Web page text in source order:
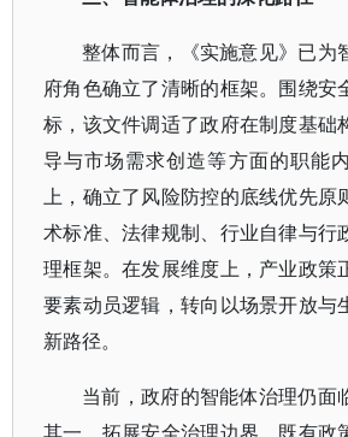
整体而言，《实施意见》已为
府角色确立了清晰的框架。围绕安
标，该文件调适了政府在制度基础
导与市场需求创造等方面的职能
上，确立了风险防控的底线优先原
术标准、法律规制、行业自律与行
理框架。在发展维度上，产业政策
要素动员逻辑，转向以场景开放与
新路径。
当前，政府的智能体治理仍面
其一，拓展安全治理边界。既有政